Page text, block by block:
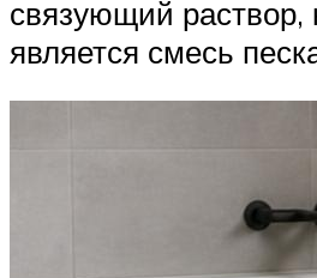
связующий раствор,
является смесь